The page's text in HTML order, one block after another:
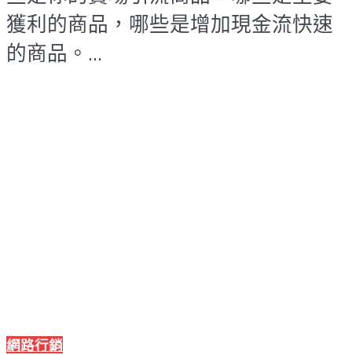
獲利的商品，哪些是增加現金流快速
的商品。...
網路行銷